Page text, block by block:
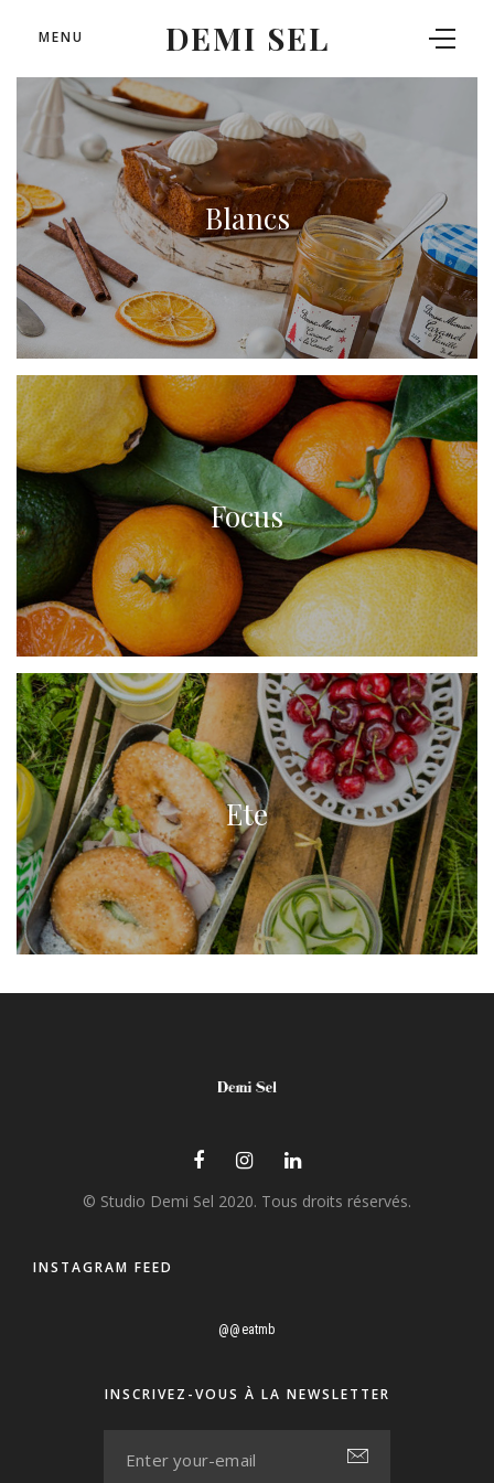
DEMI SEL
MENU
Blancs
Focus
Ete
© Studio Demi Sel 2020. Tous droits réservés.
INSTAGRAM FEED
@@eatmb
INSCRIVEZ-VOUS À LA NEWSLETTER